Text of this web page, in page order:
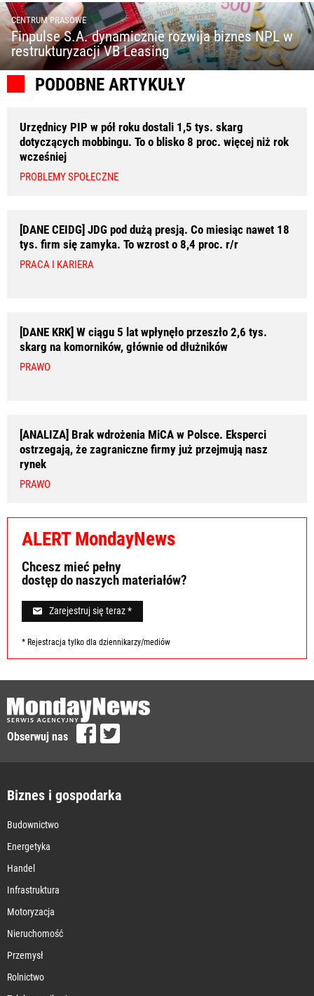
CENTRUM PRASOWE
Finpulse S.A. dynamicznie rozwija biznes NPL w
restrukturyzacji VB Leasing
PODOBNE ARTYKUŁY
Urzędnicy PIP w pół roku dostali 1,5 tys. skarg
dotyczących mobbingu. To o blisko 8 proc. więcej niż rok
wcześniej
PROBLEMY SPOŁECZNE
[DANE CEIDG] JDG pod dużą presją. Co miesiąc nawet 18
tys. firm się zamyka. To wzrost o 8,4 proc. r/r
PRACA I KARIERA
[DANE KRK] W ciągu 5 lat wpłynęło przeszło 2,6 tys.
skarg na komorników, głównie od dłużników
PRAWO
[ANALIZA] Brak wdrożenia MiCA w Polsce. Eksperci
ostrzegają, że zagraniczne firmy już przejmują nasz
rynek
PRAWO
ALERT MondayNews
Chcesz mieć pełny
dostęp do naszych materiałów?
Zarejestruj się teraz *
* Rejestracja tylko dla dziennikarzy/mediów
Obserwuj nas
Biznes i gospodarka
Budownictwo
Energetyka
Handel
Infrastruktura
Motoryzacja
Nieruchomość
Przemysł
Rolnictwo